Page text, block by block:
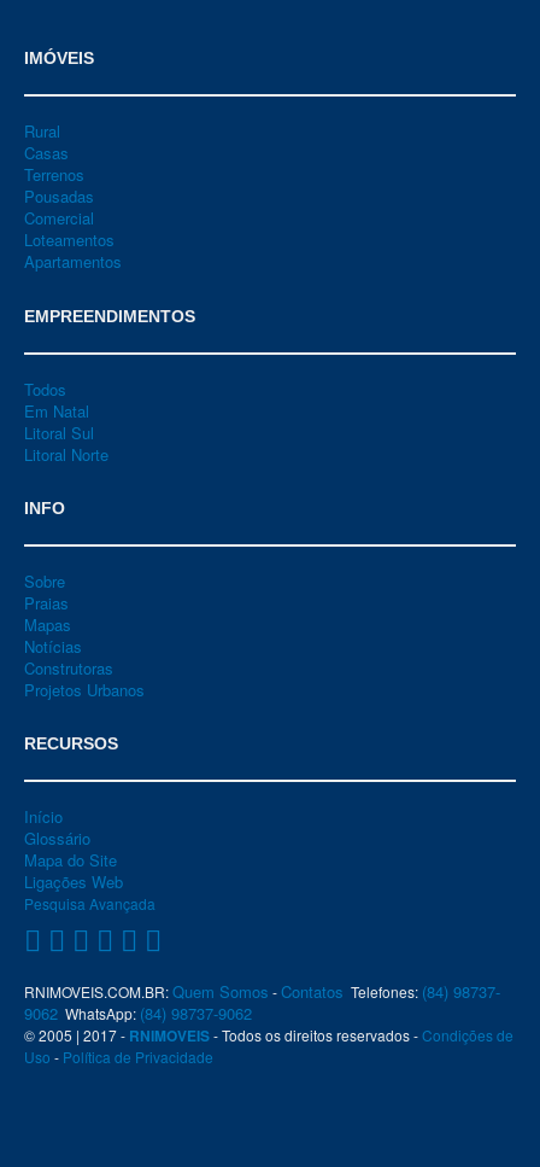
IMÓVEIS
Rural
Casas
Terrenos
Pousadas
Comercial
Loteamentos
Apartamentos
EMPREENDIMENTOS
Todos
Em Natal
Litoral Sul
Litoral Norte
INFO
Sobre
Praias
Mapas
Notícias
Construtoras
Projetos Urbanos
RECURSOS
Início
Glossário
Mapa do Site
Ligações Web
Pesquisa Avançada
RNIMOVEIS.COM.BR:Quem Somos -Contatos Telefones: (84) 98737-
9062 WhatsApp: (84) 98737-9062
© 2005 | 2017 - RNIMOVEIS- Todos os direitos reservados -Condições de
Uso - Política de Privacidade